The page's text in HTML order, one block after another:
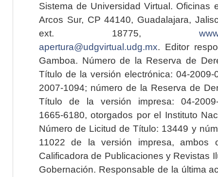
Sistema de Universidad Virtual. Oficinas
Arcos Sur, CP 44140, Guadalajara,
ext. 18775,
apertura@udgvirtual.udg.mx. Editor
Gamboa. Número de la Reserva de
Título de la versión electrónica: 04-2009-
2007-1094; número de la Reserva de
Título de la versión impresa: 04-2009-
1665-6180, otorgados por el Instituto
Número de Licitud de Título: 13449 y
11022 de la versión impresa, ambos
Calificadora de Publicaciones y Revistas
Gobernación. Responsable de la última